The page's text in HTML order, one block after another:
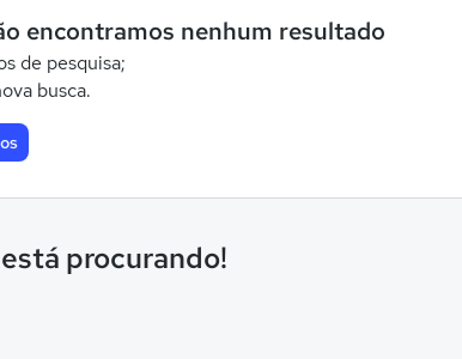
encontramos nenhum resultado
de pesquisa;
busca.
procurando!